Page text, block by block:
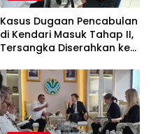
Kasus Dugaan Pencabulan
di Kendari Masuk Tahap II,
Tersangka Diserahkan ke